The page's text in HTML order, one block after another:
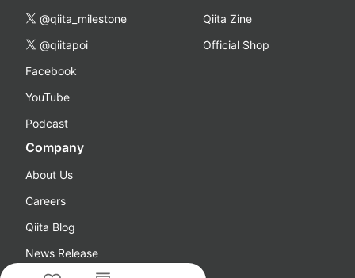
@qiita_milestone
@qiitapoi
Facebook
YouTube
Podcast
Qiita Zine
Official Shop
Company
About Us
Careers
Qiita Blog
News Release